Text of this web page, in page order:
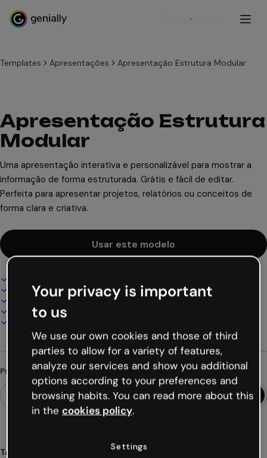
Cadastre-se
Templates Apresentações Apresentação Estrutura Modular
Apresentação Estrutura
Modular
Uma apresentação interativa e personalizável para mostrar a
informação de forma estruturada. Grátis e fácil de editar.
Perfeita para apresentar projetos, relatórios ou conceitos de
forma clara e criativa.
Usar este modelo
100% personalizável
Adicione áudio, vídeo e multimídia
Apresente, compartilhe ou publique online
Baixe em PDF, MP4 e outros formatos
Procurando algo diferente?
Tags
Your privacy is important
to us
We use our own cookies and those of third
parties to allow for a variety of features,
analyze our services and show you additional
options according to your preferences and
browsing habits. You can read more about this
in the cookies policy.
Settings